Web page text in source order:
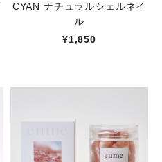
CYAN ナチュラルシェルネイ
ル
¥1,850